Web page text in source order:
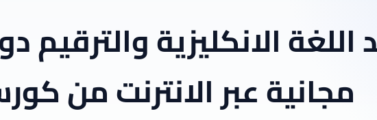
اللغة الانكليزية
مجانية عبر الانترنت من